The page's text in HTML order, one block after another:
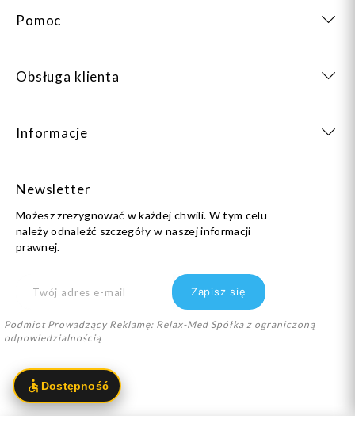
Pomoc
Obsługa klienta
Informacje
Newsletter
Możesz zrezygnować w każdej chwili. W tym celu
należy odnaleźć szczegóły w naszej informacji
prawnej.
Podmiot Prowadzący Reklamę: Relax-Med Spółka z ograniczoną
odpowiedzialnością